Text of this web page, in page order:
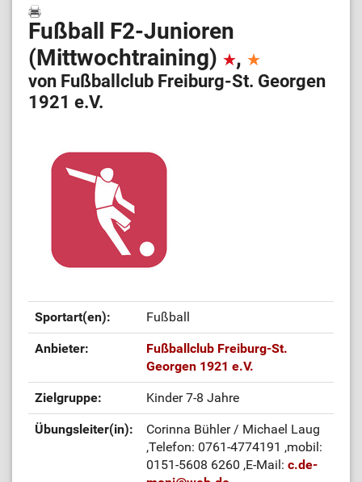
Fußball F2-Junioren
(Mittwochtraining)
,
von Fußballclub Freiburg-St. Georgen
1921 e.V.
Sportart(en): Fußball
Anbieter:
Fußballclub Freiburg-St.
Georgen 1921 e.V.
Zielgruppe: Kinder 7-8 Jahre
Übungsleiter(in):
Corinna Bühler / Michael Laug
,Telefon: 0761-4774191 ,mobil:
0151-5608 6260 ,E-Mail: c.de-